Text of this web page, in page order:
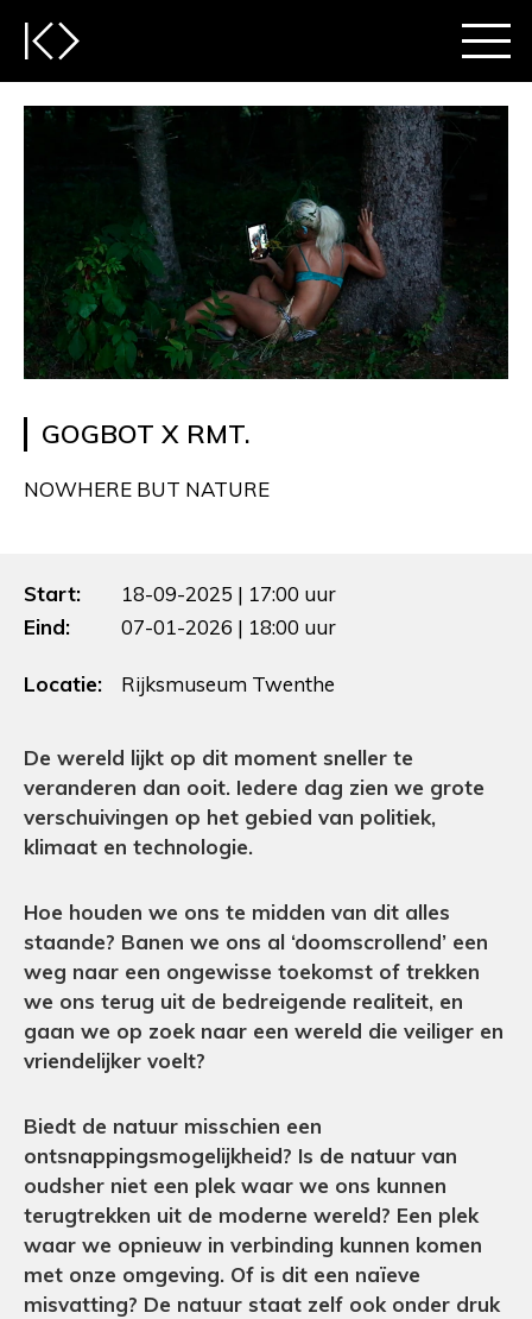
GOGBOT X RMT.
NOWHERE BUT NATURE
Start:
18-09-2025 | 17:00 uur
Eind:
07-01-2026 | 18:00 uur
Locatie: Rijksmuseum Twenthe
De wereld lijkt op dit moment sneller te
veranderen dan ooit. Iedere dag zien we grote
verschuivingen op het gebied van politiek,
klimaat en technologie.
Hoe houden we ons te midden van dit alles
staande? Banen we ons al ‘doomscrollend’ een
weg naar een ongewisse toekomst of trekken
we ons terug uit de bedreigende realiteit, en
gaan we op zoek naar een wereld die veiliger en
vriendelijker voelt?
Biedt de natuur misschien een
ontsnappingsmogelijkheid? Is de natuur van
oudsher niet een plek waar we ons kunnen
terugtrekken uit de moderne wereld? Een plek
waar we opnieuw in verbinding kunnen komen
met onze omgeving. Of is dit een naïeve
misvatting? De natuur staat zelf ook onder druk